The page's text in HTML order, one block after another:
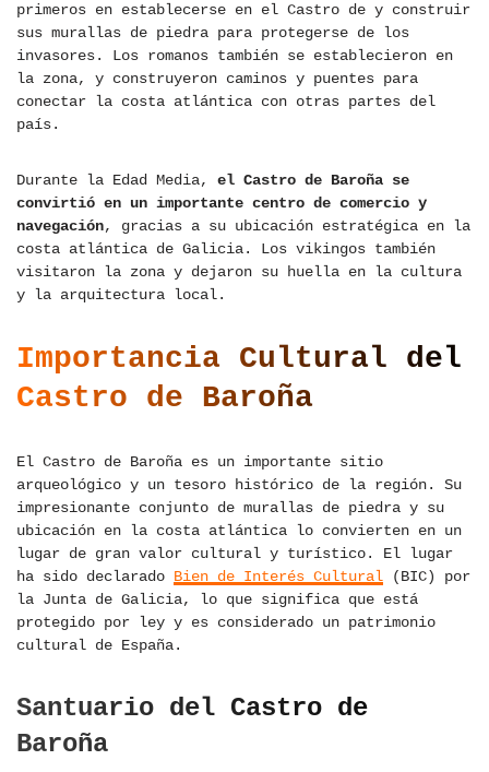
primeros en establecerse en el Castro de y construir
sus murallas de piedra para protegerse de los
invasores. Los romanos también se establecieron en
la zona, y construyeron caminos y puentes para
conectar la costa atlántica con otras partes del
país.
Durante la Edad Media, el Castro de Baroña se
convirtió en un importante centro de comercio y
navegación, gracias a su ubicación estratégica en la
costa atlántica de Galicia. Los vikingos también
visitaron la zona y dejaron su huella en la cultura
y la arquitectura local.
Importancia Cultural del
Castro de Baroña
El Castro de Baroña es un importante sitio
arqueológico y un tesoro histórico de la región. Su
impresionante conjunto de murallas de piedra y su
ubicación en la costa atlántica lo convierten en un
lugar de gran valor cultural y turístico. El lugar
ha sido declarado Bien de Interés Cultural (BIC) por
la Junta de Galicia, lo que significa que está
protegido por ley y es considerado un patrimonio
cultural de España.
Santuario del Castro de
Baroña